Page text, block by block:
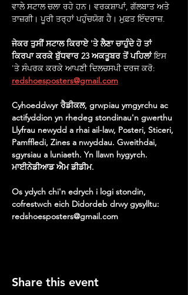
ਵਾਲੇ ਸਟਾਲ ਚਲਾ ਰਹੇ ਹਨ। ਵਰਕਸ਼ਾਪਾਂ, ਗੱਲਬਾਤ ਅਤੇ
ਤਾਜ਼ਗੀ। ਪੂਰੀ ਤਰ੍ਹਾਂ ਪਹੁੰਚਯੋਗ ਹੈ। ਮੁਫ਼ਤ ਇੰਦਰਾਜ਼.
ਜੇਕਰ ਤੁਸੀਂ ਸਟਾਲ ਕਿਰਾਏ 'ਤੇ ਲੈਣਾ ਚਾਹੁੰਦੇ ਹੋ ਤਾਂ
ਕਿਰਪਾ ਕਰਕੇ ਬੁੱਧਵਾਰ 23 ਅਕਤੂਬਰ ਤੋਂ ਪਹਿਲਾਂ ਇਸ
'ਤੇ ਸੰਪਰਕ ਕਰਕੇ ਆਪਣੀ ਦਿਲਚਸਪੀ ਦਰਜ ਕਰੋ:
redshoesposters@gmail.com
Cyhoeddwyr ਰੈਡੀਕਲ, grwpiau ymgyrchu ac
actifyddion yn rhedeg stondinau'n gwerthu
Llyfrau newydd a rhai ail-law, Posteri, Sticeri,
Pamffledi, Zines a nwyddau. Gweithdai,
sgyrsiau a luniaeth. Yn llawn hygyrch.
ਮਾਈਨੇਡੀਆਡ ਐਮ ਡੀਡੀਮ.
Os ydych chi'n edrych i logi stondin,
cofrestwch eich Didordeb drwy gysylltu:
redshoesposters@gmail.com
Share this event